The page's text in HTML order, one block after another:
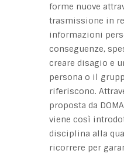
forme nuove
trasmissione in
informazioni
conseguenze,
creare disagio e
persona o il
riferiscono.
proposta da
viene così
disciplina alla
ricorrere per